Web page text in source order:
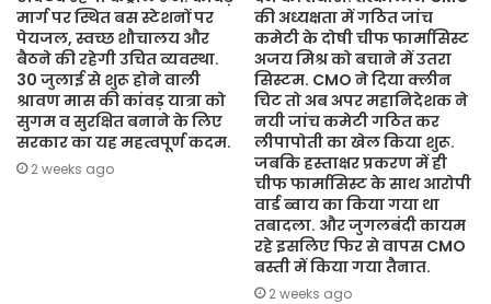
मार्ग पर स्थित बस स्टेशनों पर
पेयजल, स्वच्छ शौचालय और
बैठने की रहेगी उचित व्यवस्था.
30 जुलाई से शुरू होने वाली
श्रावण मास की कांवड़ यात्रा को
सुगम व सुरक्षित बनाने के लिए
सरकार का यह महत्वपूर्ण कदम.
2 weeks ago
की अध्यक्षता में गठित जांच
कमेटी के दोषी चीफ फार्मासिस्ट
अजय मिश्र को बचाने में उतरा
सिस्टम. CMO ने दिया क्लीन
चिट तो अब अपर महानिदेशक ने
नयी जांच कमेटी गठित कर
लीपापोती का खेल किया शुरू.
जबकि हस्ताक्षर प्रकरण में ही
चीफ फार्मासिस्ट के साथ आरोपी
वार्ड ब्वाय का किया गया था
तबादला. और जुगलबंदी कायम
रहे इसलिए फिर से वापस CMO
बस्ती में किया गया तैनात.
2 weeks ago